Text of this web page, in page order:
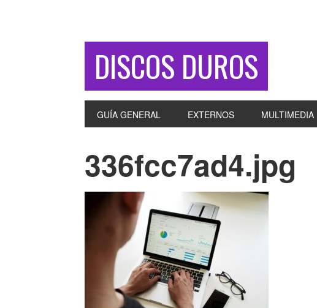
DISCOS DUROS
GUÍA GENERAL EXTERNOS MULTIMEDIA
336fcc7ad4.jpg